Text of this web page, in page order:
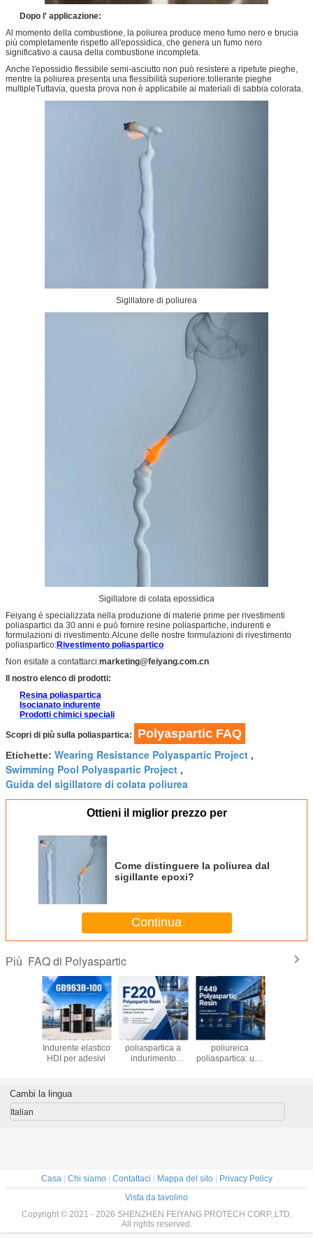
Dopo l' applicazione:
Al momento della combustione, la poliurea produce meno fumo nero e brucia
più completamente rispetto all'epossidica, che genera un fumo nero
significativo a causa della combustione incompleta.
Anche l'epossidio flessibile semi-asciutto non può resistere a ripetute pieghe,
mentre la poliurea presenta una flessibilità superiore.tollerante pieghe
multipleTuttavia, questa prova non è applicabile ai materiali di sabbia colorata.
Sigillatore di poliurea
Sigillatore di colata epossidica
Feiyang è specializzata nella produzione di materie prime per rivestimenti
poliaspartici da 30 anni e può fornire resine poliaspartiche, indurenti e
formulazioni di rivestimento.Alcune delle nostre formulazioni di rivestimento
poliaspartico:Rivestimento poliaspartico
Non esitate a contattarci:marketing@feiyang.com.cn
Il nostro elenco di prodotti:
Resina poliaspartica
Isocianato indurente
Prodotti chimici speciali
Scopri di più sulla poliaspartica: Polyaspartic FAQ
Etichette: Wearing Resistance Polyaspartic Project ,
Swimming Pool Polyaspartic Project ,
Guida del sigillatore di colata poliurea
Ottieni il miglior prezzo per
Come distinguere la poliurea dal
sigillante epoxi?
Continua
Più FAQ di Polyaspartic
GB963B-100 —
Indurente elastico
HDI per adesivi
F220: una resina
poliaspartica a
indurimento
tatto di 5 minuti
F449 Resina
poliureica
poliaspartica: una
industriali
Cambi la lingua
Italian
Casa| Chi siamo| Contattaci | Mappa del sito| Privacy Policy
Vista da tavolino
Copyright © 2021 - 2026 SHENZHEN FEIYANG PROTECH CORP.,LTD.
All rights reserved.